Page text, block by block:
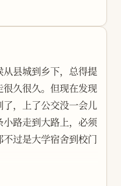
县城到乡下，总得提
久很久。但现在发现
，上了公交没一会儿
路走到大路上，必须
过是大学宿舍到校门
人坐火车的。从武汉